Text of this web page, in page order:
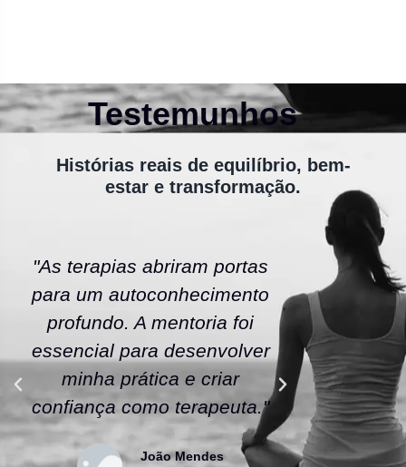
Testemunhos
Histórias reais de equilíbrio, bem-
estar e transformação.
"As terapias abriram portas
para um autoconhecimento
profundo. A mentoria foi
essencial para desenvolver
minha prática e criar
confiança como terapeuta."
João Mendes
"A
escola
As
uma